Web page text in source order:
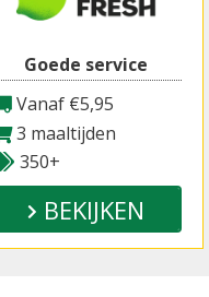
Goede service
Vanaf €5,95
3 maaltijden
350+
BEKIJKEN